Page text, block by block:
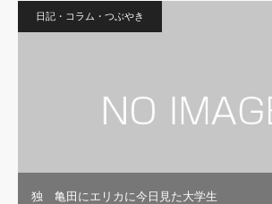
日記・コラム・つぶやき
独 亀田にエリカに今日見た大学生